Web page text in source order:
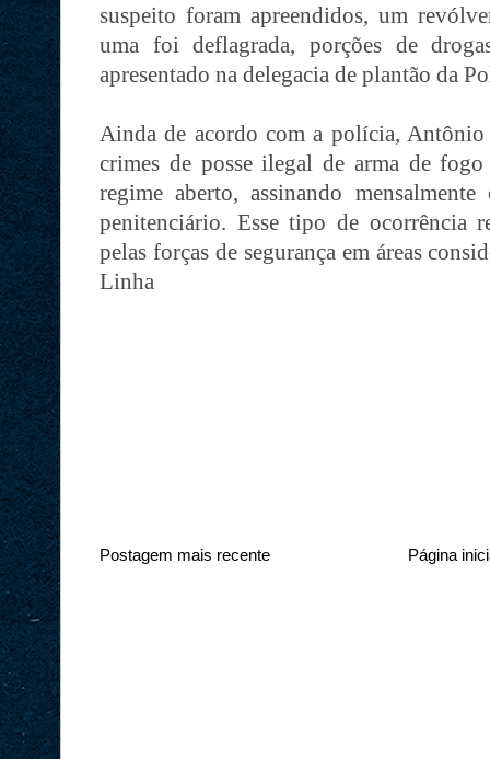
suspeito foram apreendidos, um
uma foi deflagrada, porções de
apresentado na delegacia de plantão da
Ainda de acordo com a polícia,
crimes de posse ilegal de arma de
regime aberto, assinando
penitenciário. Esse tipo de ocorrência
pelas forças de segurança em áreas
Linha
Postagem mais recente Página